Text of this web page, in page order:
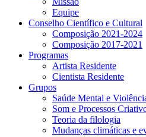
Equipe
Conselho Científico e Cultural
Composição 2021-2024
Composição 2017-2021
Programas
Artista Residente
Cientista Residente
Grupos
Saúde Mental e
Som e Processos
Teoria da filologia
Mudanças climáticas e